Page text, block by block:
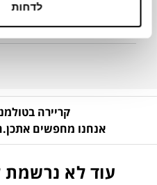
לדחות
פרטים נוספים
קריירה
אנחנו מחפשים
עוד לא נרשמת